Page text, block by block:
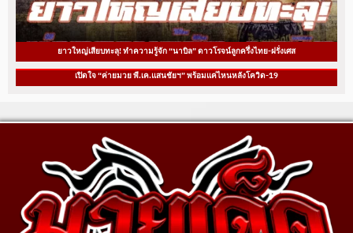
ยาวใหญ่เสียบทะลุ! ทำความรู้จัก “นาบิล” ดาวโรจน์ลูกครึ่งไทย-ฝรั่งเศส
เปิดใจ “ค่ายมวย พี.เค.แสนชัยฯ” พร้อมแค่ไหนหลังโควิด-19